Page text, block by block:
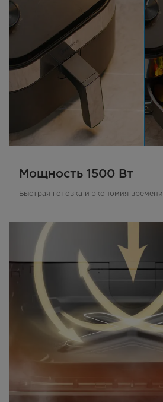
Мощность 1500 Вт
Быстрая готовка и экономия времени